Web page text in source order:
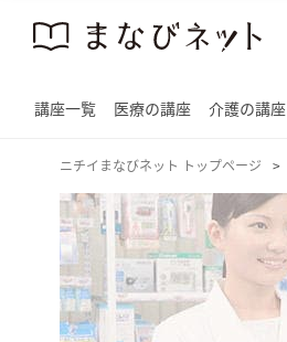
講座一覧 医療の講座 介護の講座
ニチイまなびネット トップページ